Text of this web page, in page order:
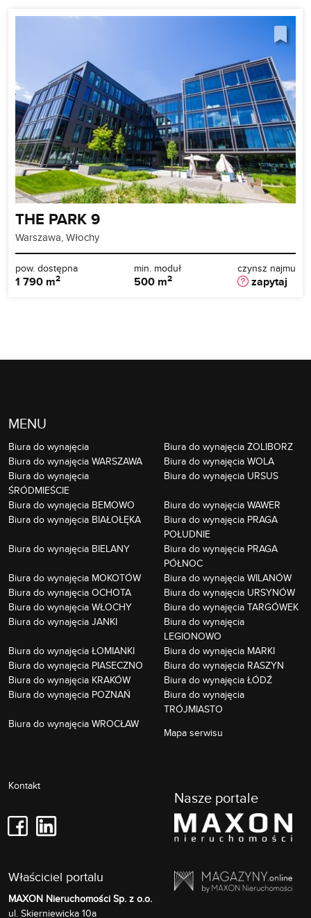
THE PARK 9
Warszawa, Włochy
pow. dostępna
1 790 m2
min. moduł
500 m2
czynsz najmu
zapytaj
MENU
Biura do wynajęcia
Biura do wynajęcia ŻOLIBORZ
Biura do wynajęcia WARSZAWA
Biura do wynajęcia WOLA
Biura do wynajęcia
ŚRÓDMIEŚCIE
Biura do wynajęcia URSUS
Biura do wynajęcia BEMOWO
Biura do wynajęcia WAWER
Biura do wynajęcia BIAŁOŁĘKA
Biura do wynajęcia PRAGA
POŁUDNIE
Biura do wynajęcia BIELANY
Biura do wynajęcia PRAGA
PÓŁNOC
Biura do wynajęcia MOKOTÓW
Biura do wynajęcia WILANÓW
Biura do wynajęcia OCHOTA
Biura do wynajęcia URSYNÓW
Biura do wynajęcia WŁOCHY
Biura do wynajęcia TARGÓWEK
Biura do wynajęcia JANKI
Biura do wynajęcia
LEGIONOWO
Biura do wynajęcia ŁOMIANKI
Biura do wynajęcia MARKI
Biura do wynajęcia PIASECZNO
Biura do wynajęcia RASZYN
Biura do wynajęcia KRAKÓW
Biura do wynajęcia ŁÓDŹ
Biura do wynajęcia POZNAŃ
Biura do wynajęcia
TRÓJMIASTO
Biura do wynajęcia WROCŁAW
Mapa serwisu
Kontakt
Właściciel portalu
MAXON Nieruchomości Sp. z o.o.
ul. Skierniewicka 10a
Nasze portale